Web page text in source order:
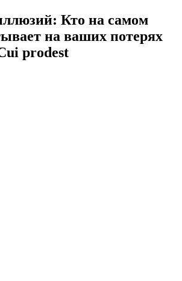
Кто на самом
на ваших потерях
prodest